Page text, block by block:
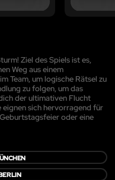
Ziel des Spiels ist es,
Weg aus einem
Team, um logische Rätsel zu
zu folgen, um das
der ultimativen Flucht
sich hervorragend für
oder eine